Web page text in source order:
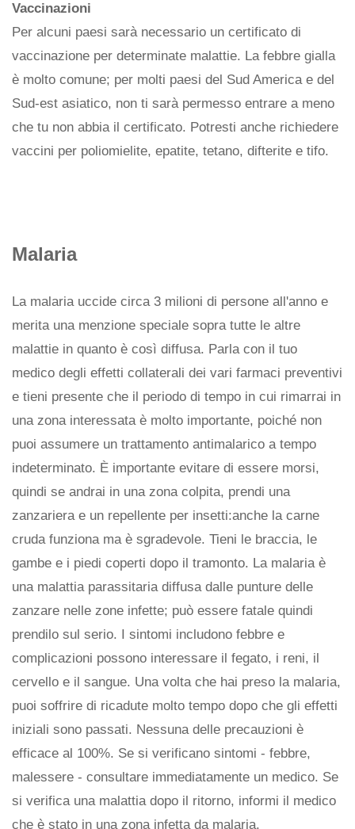
Vaccinazioni
Per alcuni paesi sarà necessario un certificato di
vaccinazione per determinate malattie. La febbre gialla
è molto comune; per molti paesi del Sud America e del
Sud-est asiatico, non ti sarà permesso entrare a meno
che tu non abbia il certificato. Potresti anche richiedere
vaccini per poliomielite, epatite, tetano, difterite e tifo.
Malaria
La malaria uccide circa 3 milioni di persone all'anno e
merita una menzione speciale sopra tutte le altre
malattie in quanto è così diffusa. Parla con il tuo
medico degli effetti collaterali dei vari farmaci preventivi
e tieni presente che il periodo di tempo in cui rimarrai in
una zona interessata è molto importante, poiché non
puoi assumere un trattamento antimalarico a tempo
indeterminato. È importante evitare di essere morsi,
quindi se andrai in una zona colpita, prendi una
zanzariera e un repellente per insetti:anche la carne
cruda funziona ma è sgradevole. Tieni le braccia, le
gambe e i piedi coperti dopo il tramonto. La malaria è
una malattia parassitaria diffusa dalle punture delle
zanzare nelle zone infette; può essere fatale quindi
prendilo sul serio. I sintomi includono febbre e
complicazioni possono interessare il fegato, i reni, il
cervello e il sangue. Una volta che hai preso la malaria,
puoi soffrire di ricadute molto tempo dopo che gli effetti
iniziali sono passati. Nessuna delle precauzioni è
efficace al 100%. Se si verificano sintomi - febbre,
malessere - consultare immediatamente un medico. Se
si verifica una malattia dopo il ritorno, informi il medico
che è stato in una zona infetta da malaria.